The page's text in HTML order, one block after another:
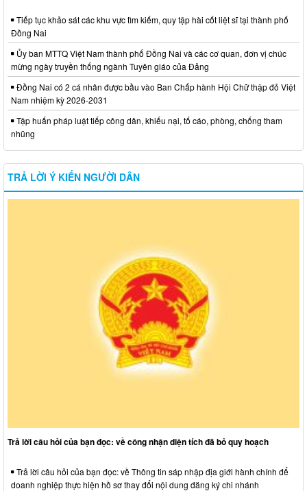
Tiếp tục khảo sát các khu vực tìm kiếm, quy tập hài cốt liệt sĩ tại thành phố
Đồng Nai
Ủy ban MTTQ Việt Nam thành phố Đồng Nai và các cơ quan, đơn vị chúc
mừng ngày truyền thống ngành Tuyên giáo của Đảng
Đồng Nai có 2 cá nhân được bầu vào Ban Chấp hành Hội Chữ thập đỏ Việt
Nam nhiệm kỳ 2026-2031
Tập huấn pháp luật tiếp công dân, khiếu nại, tố cáo, phòng, chống tham
nhũng
TRẢ LỜI Ý KIẾN NGƯỜI DÂN
Trả lời câu hỏi của bạn đọc: về công nhận diện tích đã bỏ quy hoạch
Trả lời câu hỏi của bạn đọc: về Thông tin sáp nhập địa giới hành chính để
doanh nghiệp thực hiện hồ sơ thay đổi nội dung đăng ký chi nhánh